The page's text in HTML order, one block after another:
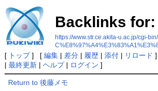
Backlinks for:
https://www.str.ce.akita-u.ac.jp/cgi-
[ トップ] [ 編集| 差分| 履歴| 添付| リロード
| 最終更新| ヘルプ| ログイン ]
Return to 後藤メモ